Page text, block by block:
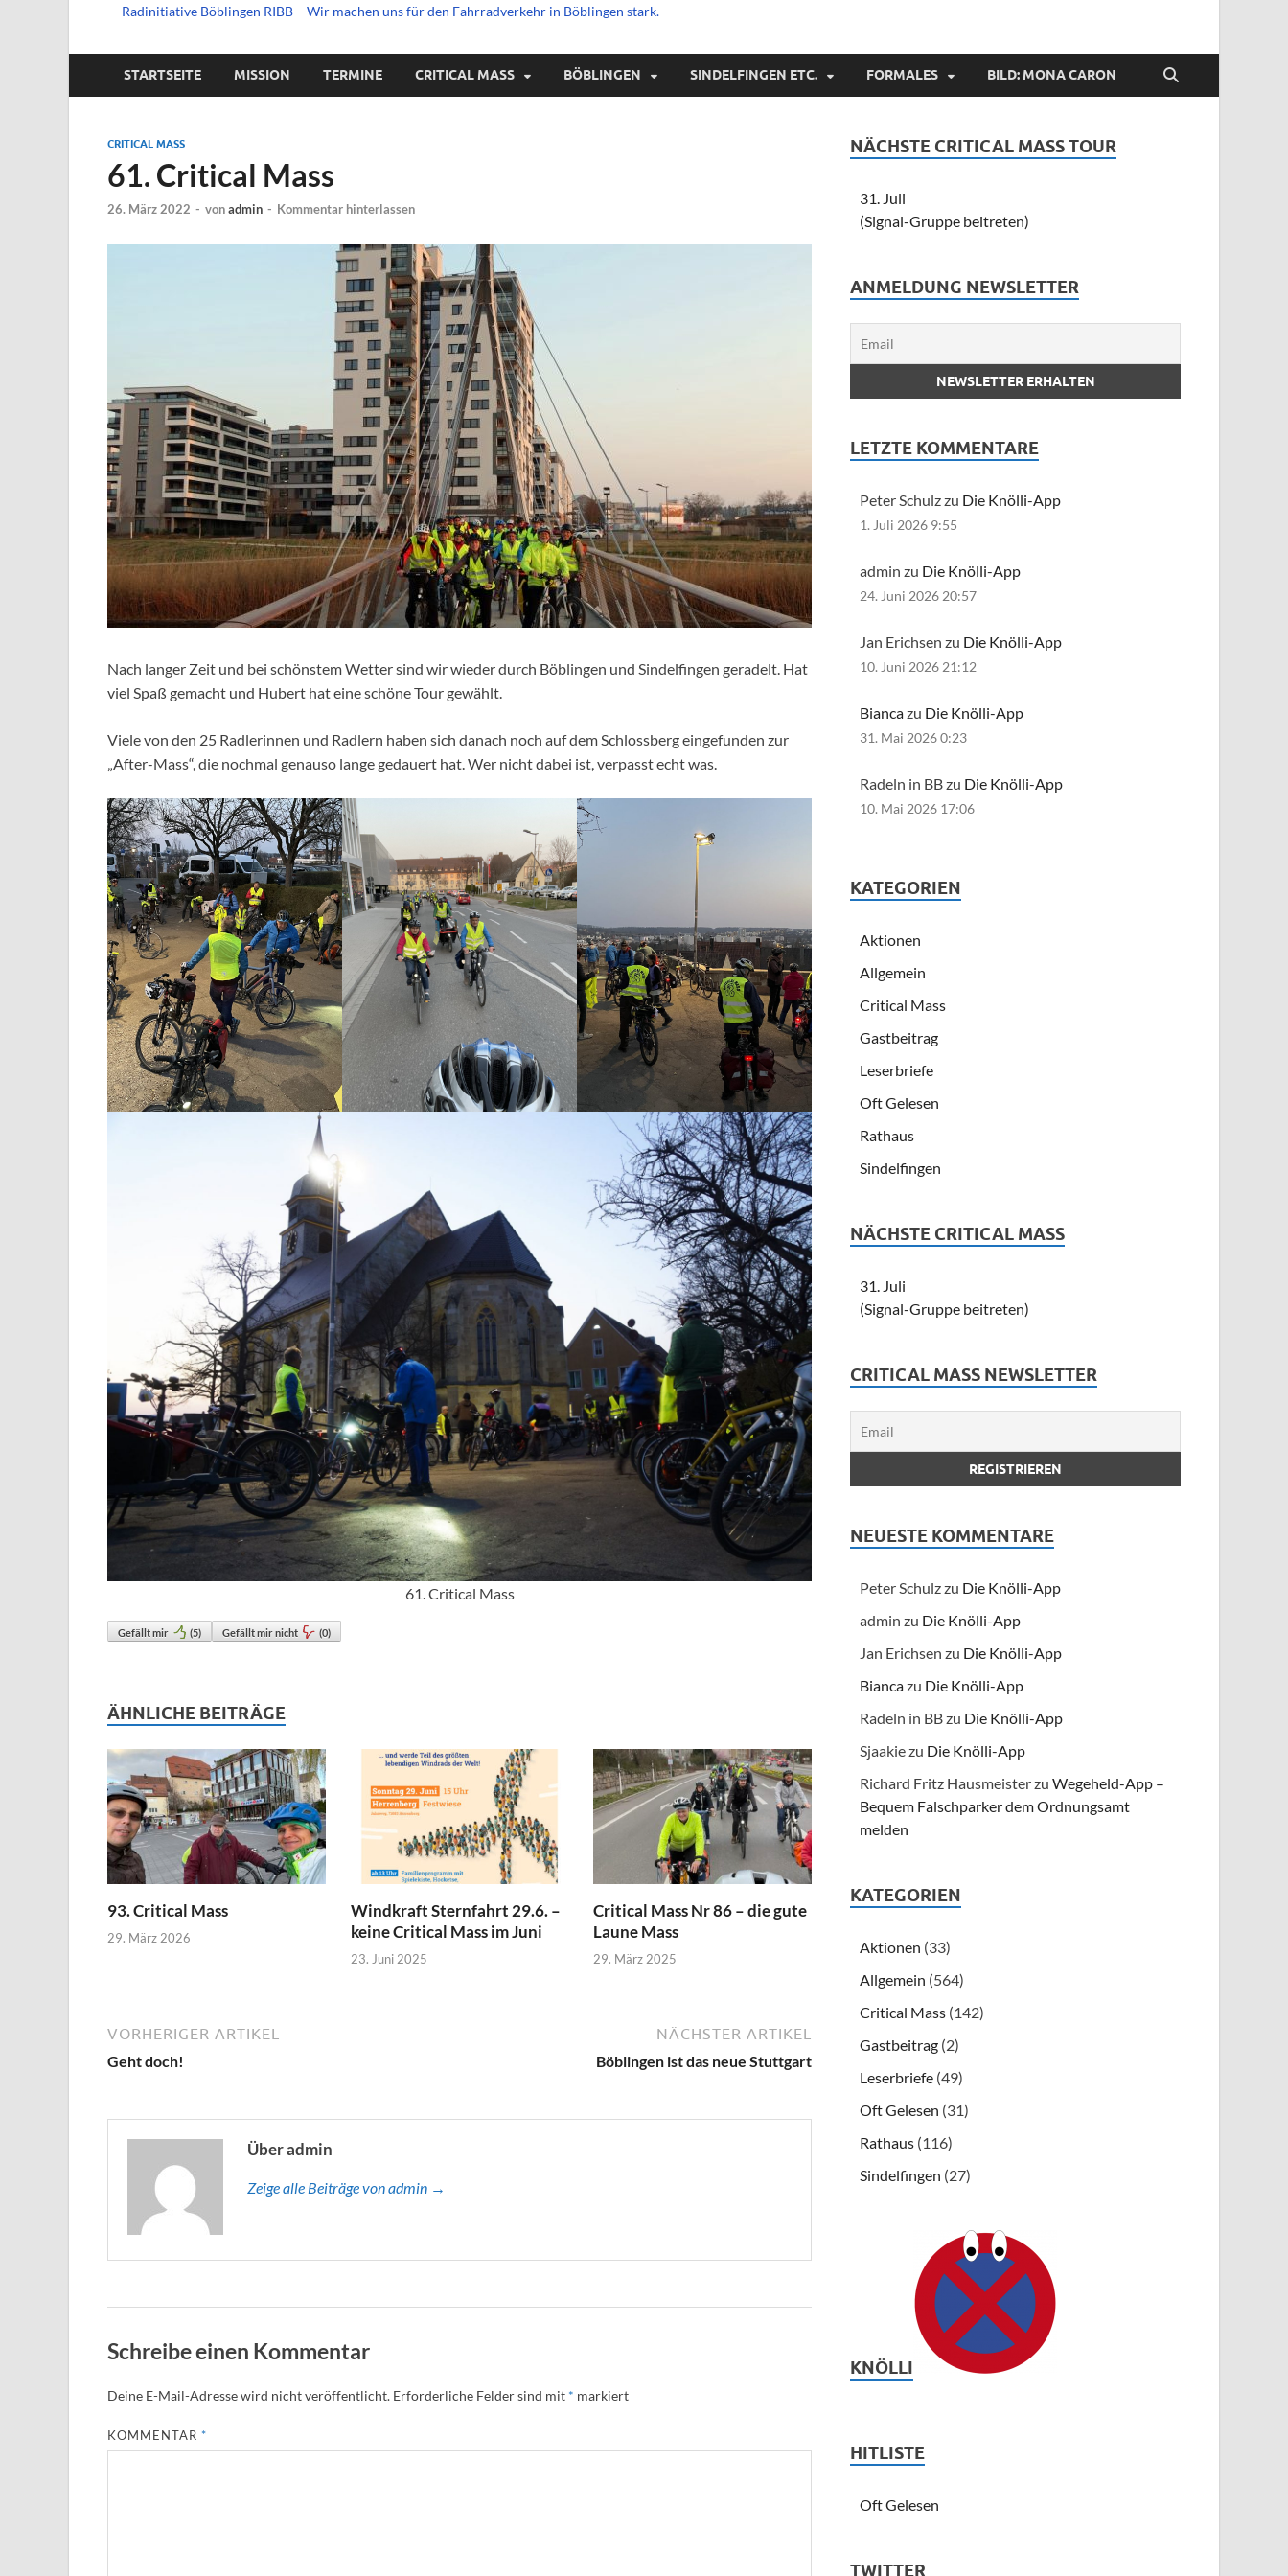
Radinitiative Böblingen RIBB – Wir machen uns für den Fahrradverkehr in Böblingen stark.
STARTSEITE MISSION TERMINE CRITICAL MASS BÖBLINGEN SINDELFINGEN ETC. FORMALES BILD: MONA CARON
CRITICAL MASS
61. Critical Mass
26. März 2022 - vonadmin - Kommentar hinterlassen
Nach langer Zeit und bei schönstem Wetter sind wir wieder durch Böblingen und Sindelfingen geradelt. Hat
viel Spaß gemacht und Hubert hat eine schöne Tour gewählt.
Viele von den 25 Radlerinnen und Radlern haben sich danach noch auf dem Schlossberg eingefunden zur
„After-Mass“, die nochmal genauso lange gedauert hat. Wer nicht dabei ist, verpasst echt was.
61. Critical Mass
Gefällt mir (5) Gefällt mir nicht (0)
ÄHNLICHE BEITRÄGE
93. Critical Mass
29. März 2026
Windkraft Sternfahrt 29.6. –
keine Critical Mass im Juni
23. Juni 2025
Critical Mass Nr 86 – die gute
Laune Mass
29. März 2025
VORHERIGER ARTIKEL
Geht doch!
NÄCHSTER ARTIKEL
Böblingen ist das neue Stuttgart
Über admin
Zeige alle Beiträge von admin →
Schreibe einen Kommentar
Deine E-Mail-Adresse wird nicht veröffentlicht. Erforderliche Felder sind mit * markiert
KOMMENTAR*
NÄCHSTE CRITICAL MASS TOUR
31. Juli
(Signal-Gruppe beitreten)
ANMELDUNG NEWSLETTER
LETZTE KOMMENTARE
Peter Schulz zu Die Knölli-App
1. Juli 2026 9:55
admin zu Die Knölli-App
24. Juni 2026 20:57
Jan Erichsen zu Die Knölli-App
10. Juni 2026 21:12
Biancazu Die Knölli-App
31. Mai 2026 0:23
Radeln in BB zu Die Knölli-App
10. Mai 2026 17:06
KATEGORIEN
Aktionen
Allgemein
Critical Mass
Gastbeitrag
Leserbriefe
Oft Gelesen
Rathaus
Sindelfingen
NÄCHSTE CRITICAL MASS
31. Juli
(Signal-Gruppe beitreten)
CRITICAL MASS NEWSLETTER
NEUESTE KOMMENTARE
Peter Schulzzu Die Knölli-App
admin zu Die Knölli-App
Jan Erichsen zu Die Knölli-App
Biancazu Die Knölli-App
Radeln in BBzu Die Knölli-App
Sjaakiezu Die Knölli-App
Richard Fritz HausmeisterzuWegeheld-App –
Bequem Falschparker dem Ordnungsamt
melden
KATEGORIEN
Aktionen (33)
Allgemein (564)
Critical Mass (142)
Gastbeitrag (2)
Leserbriefe (49)
Oft Gelesen (31)
Rathaus (116)
Sindelfingen (27)
KNÖLLI
HITLISTE
Oft Gelesen
TWITTER